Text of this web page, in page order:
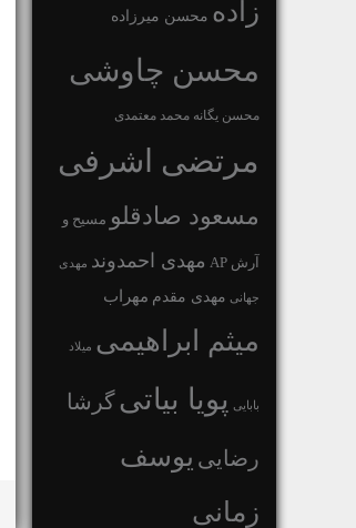
زاده محسن میرزاده
محسن چاوشی
محسن یگانه محمد معتمدی
مرتضی اشرفی
مسعود صادقلو مسیح و
آرش AP مهدی احمدوند مهدی
جهانی مهدی مقدم مهراب
میثم ابراهیمی میلاد
بابایی پویا بیاتیگرشا
رضایی یوسف
زمانی